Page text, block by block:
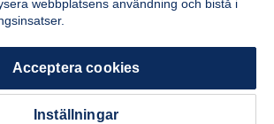
webbplatsens användning och bistå i
Acceptera cookies
Inställningar